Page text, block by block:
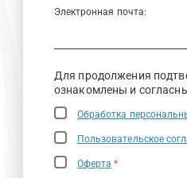
Электронная почта:
Для продолжения
ознакомлены и
Обработка
Пользовательское
Оферта *